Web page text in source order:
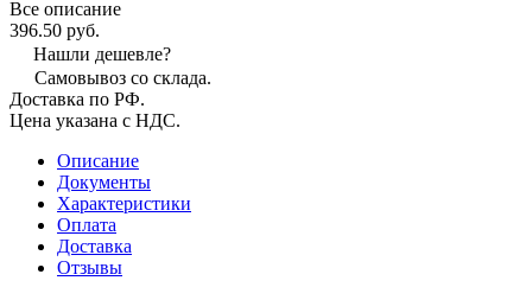
Все описание
396.50 руб.
Нашли дешевле?
Самовывоз со склада.
Доставка по РФ.
Цена указана с НДС.
Описание
Документы
Характеристики
Оплата
Доставка
Отзывы